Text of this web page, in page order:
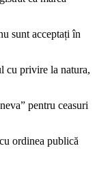
sunt acceptați în
cu privire la natura,
pentru ceasuri
ordinea publică